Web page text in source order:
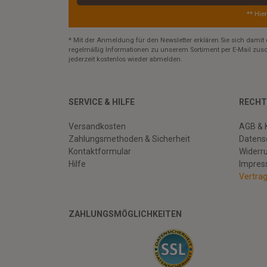
**
* Mit der Anmeldung für den Newsletter erklären Sie sich damit
regelmäßig Informationen zu unserem Sortiment per E-Mail
jederzeit kostenlos wieder abmelden.
SERVICE & HILFE
Versandkosten
Zahlungsmethoden & Sicherheit
Kontaktformular
Hilfe
AGB
ZAHLUNGSMÖGLICHKEITEN
Twitter Youtube